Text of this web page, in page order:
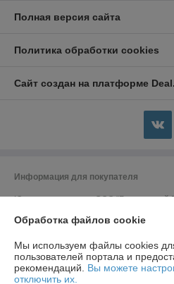
Полная версия сайта
Политика обработки cookies
Сайт создан на платформе
Информация для покупателя
Юридическое лицо:ООО "Безопасный
ул. Константина Заслонова, д. 58
Регистрационный номер ЕГР:
УНП: 691988662
Обработка файлов cookie
Мы используем файлы cookies
пользователей портала и
рекомендаций. Вы можете
отключить их.